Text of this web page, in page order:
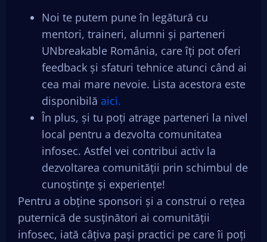
Noi te putem pune în legătură cu
mentori, traineri, alumni și parteneri
UNbreakable România, care îți pot oferi
feedback și sfaturi tehnice atunci când ai
cea mai mare nevoie. Lista acestora este
disponibilă aici.
În plus, și tu poți atrage parteneri la nivel
local pentru a dezvolta comunitatea
infosec. Astfel vei contribui activ la
dezvoltarea comunității prin schimbul de
cunoștințe și experiențe!
Pentru a obține sponsori și a construi o rețea
puternică de susținători ai comunității
infosec, iată câțiva pași practici pe care îi poți